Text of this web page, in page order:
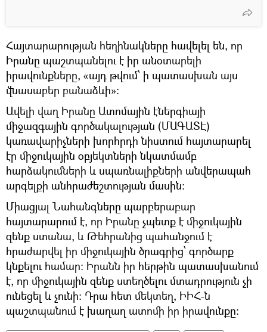
Հայտարարության հեղինակները հավելել են, որ
Իրանը պաշտպանելու է իր անօտարելի
իրավունքները, «այդ թվում՝ ի պատասխան այս
վնասաբեր բանաձևի»։
Ավելի վաղ Իրանը Ատոմային էներգիայի
միջազգային գործակալության (ՄԱԳԱՏԷ)
կառավարիչների խորհրդի նիստում հայտարարել
էր միջուկային օբյեկտների նկատմամբ
հարձակումների և սպառնալիքների անվերապահ
արգելքի անհրաժեշտության մասին։
Միացյալ Նահանգները պարբերաբար
հայտարարում է, որ Իրանը չպետք է միջուկային
զենք ստանա, և Թեհրանից պահանջում է
հրաժարվել իր միջուկային ծրագրից՝ գործարք
կնքելու համար։ Իրանն իր հերթին պատասխանում
է, որ միջուկային զենք ստեղծելու մտադրություն չի
ունեցել և չունի։ Դրա հետ մեկտեղ, ԻԻՀ-ն
պաշտպանում է խաղաղ ատոմի իր իրավունքը։